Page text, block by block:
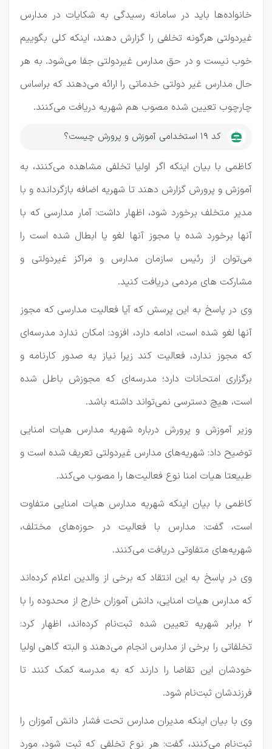
خانواده‌ها باید در سامانه رسیدگی به شکایات در مدارس
غیردولتی هرگونه تخلفی را گزارش دهند، اینکه کلی بگوییم
خوب نیست و در حق مدارس غیردولتی جفا می‌شود. به هر
حال مدارس غیر دولتی خدماتی را ارائه می‌دهند که براساس
چارچوب تعیین شده مصوب هم شهریه دریافت می‌کنند.
کد ۱۹ استخدامی آموزش و پرورش چیست؟
کاظمی با بیان اینکه اگر اولیا تخلفی مشاهده می‌کنند، به
آموزش و پرورش گزارش دهند تا شهریه اضافه بازگردانده و با
مدیر متخلف برخورد شود، اظهار داشت: آمار مدارسی که با
آنها برخورد شده یا مجوز آنها لغو یا ابطال شده است را
می‌توان از رئیس سازمان مدارس و مراکز غیردولتی و
مشارکت های مردمی دریافت کنید.
وی در پاسخ به این پرسش که آیا فعالیت مدارسی که مجوز
آنها لغو شده است، ادامه دارد، افزود: امکان ندارد مدرسه‌ای
که مجوز ندارد، فعالیت کند زیرا نیاز به صدور کارنامه و
برگزاری امتحانات دارد؛ مدرسه‌ای که مجوزش باطل شده
است، هیچ دسترسی نمی‌تواند داشته باشد.
وزیر آموزش و پرورش درباره شهریه مدارس هیات امنایی
توضیح داد: شهریه‌های مدارس غیردولتی تعریف شده است و
طبیعتا هیات امنا نوع فعالیت‌ها را مصوب می‌کند.
کاظمی با بیان اینکه شهریه مدارس هیات امنایی متفاوت
است، گفت: مدارس با فعالیت‌ در حوزه‌های مختلف،
شهریه‌های متفاوتی دریافت می‌کنند.
وی در پاسخ به این انتقاد که برخی از والدین اعلام کرده‌اند
که مدارس هیات امنایی، دانش آموزان خارج از محدوده را با
۲ برابر شهریه تعیین شده ثبت‌نام کرده‌اند، اظهار کرد:
تخلفاتی را برخی از مدارس انجام می‌دهند و البته گاهی اولیا
خودشان این تقاضا را دارند که به مدرسه کمک کنند تا
فرزندشان ثبت‌نام شود.
وی با بیان اینکه مدیران مدارس تحت فشار دانش آموزان را
ثبت‌نام می‌کنند، گفت: هر نوع تخلفی که ثبت شود، مورد